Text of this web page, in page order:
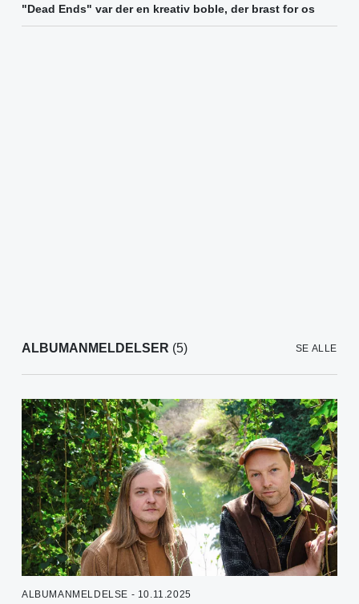
"Dead Ends" var der en kreativ boble, der brast for os
ALBUMANMELDELSER (5) SE ALLE
ALBUMANMELDELSE - 10.11.2025